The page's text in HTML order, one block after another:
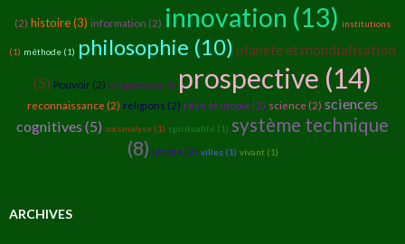
(2) histoire (3) information (2) innovation (13) institutions
(1) méthode (1) philosophie (10) planète et mondialisation
(5) Pouvoir (2) programmes (1) prospective (14)
reconnaissance (2) religions (2) rêve et utopie (2) science (2) sciences
cognitives (5) socianalyse (1) spiritualité (1) système technique
(8) utopie (2) villes (1) vivant (1)
ARCHIVES